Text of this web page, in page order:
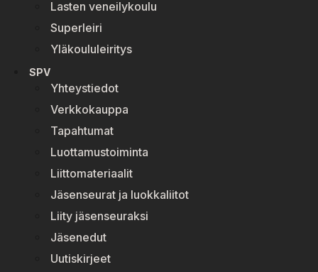
Lasten veneilykoulu
Superleiri
Yläkoululeiritys
SPV
Yhteystiedot
Verkkokauppa
Tapahtumat
Luottamustoiminta
Liittomateriaalit
Jäsenseurat ja luokkaliitot
Liity jäsenseuraksi
Jäsenedut
Uutiskirjeet